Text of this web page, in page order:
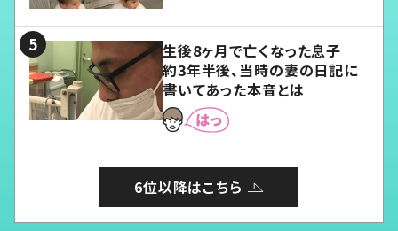
生後8ヶ月で亡くなった息子
約3年半後、当時の妻の日記に
書いてあった本音とは
6位以降はこちら